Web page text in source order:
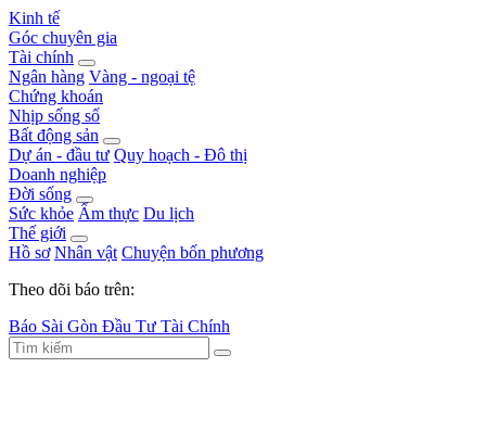
Kinh tế
Góc chuyên gia
Tài chính
Ngân hàng Vàng - ngoại tệ
Chứng khoán
Nhịp sống số
Bất động sản
Dự án - đầu tư Quy hoạch - Đô thị
Doanh nghiệp
Đời sống
Sức khỏe Ẩm thực Du lịch
Thế giới
Hồ sơ Nhân vật Chuyện bốn phương
Theo dõi báo trên:
Báo Sài Gòn Đầu Tư Tài Chính